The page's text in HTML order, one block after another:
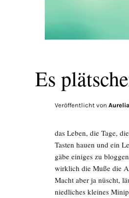
Es
Veröffentlicht von Aurelia
das Leben, die Tage,
Tasten hauen und ein
gäbe einiges zu
wirklich die Muße die
Macht aber ja nüscht,
niedliches kleines